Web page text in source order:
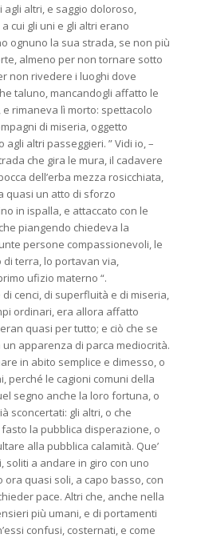
altri, e saggio doloroso,
cui gli uni e gli altri erano
ognuno la sua strada, se non più
almeno per non tornare sotto
non rivedere i luoghi dove
taluno, mancandogli affatto le
rimaneva lì morto: spettacolo
di miseria, oggetto
altri passeggieri. ” Vidi io, –
che gira le mura, il cadavere
dell’erba mezza rosicchiata,
quasi un atto di sforzo
in ispalla, e attaccato con le
piangendo chiedeva la
persone compassionevoli, le
di terra, lo portavan via,
ufizio materno “.
cenci, di superfluità e di miseria,
ordinari, era allora affatto
quasi per tutto; e ciò che se
apparenza di parca mediocrità.
in abito semplice e dimesso, o
perché le cagioni comuni della
segno anche la loro fortuna, o
sconcertati: gli altri, o che
la pubblica disperazione, o
alla pubblica calamità. Que’
a andare in giro con uno
quasi soli, a capo basso, con
pace. Altri che, anche nella
più umani, e di portamenti
confusi, costernati, e come